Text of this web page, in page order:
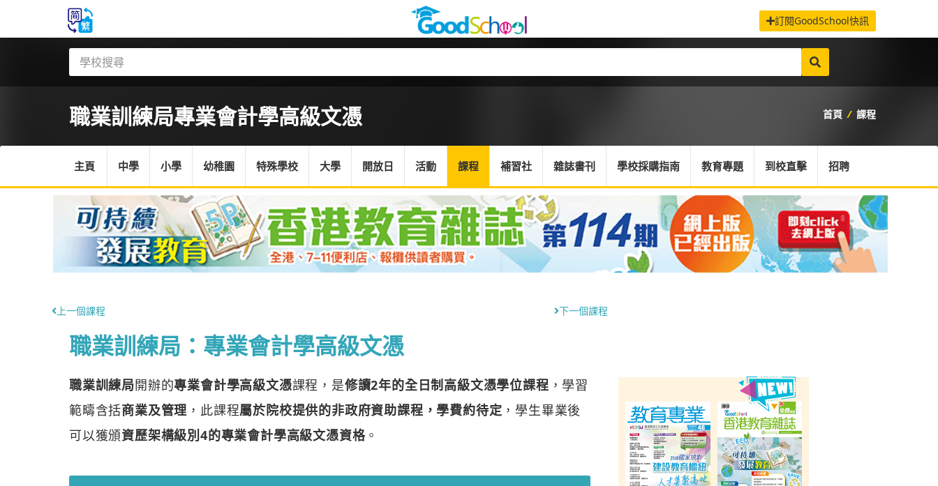
訂閱GoodSchool快訊
職業訓練局專業會計學高級文憑 首頁 / 課程
主頁 中學 小學 幼稚園 特殊學校 大學 開放日 活動 課程 補習社 雜誌書刊 學校採購指南 教育專題 到校直擊 招聘
上一個課程 下一個課程
職業訓練局：專業會計學高級文憑
職業訓練局開辦的專業會計學高級文憑課程，是修讀2年的全日制高級文憑學位課程 ，學習
範疇含括商業及管理 ，此課程屬於院校提供的非政府資助課程，學費約待定 ，學生畢業後
可以獲頒資歷架構級別4的專業會計學高級文憑資格。